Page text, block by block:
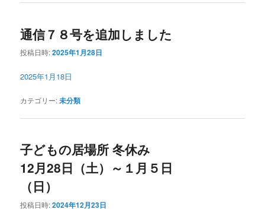
通信７８号を追加しました
投稿日時:2025年1月28日
2025年1月18日
カテゴリー:未分類
子どもの居場所 冬休み
12月28日（土）～１月５日
（日）
投稿日時:2024年12月23日